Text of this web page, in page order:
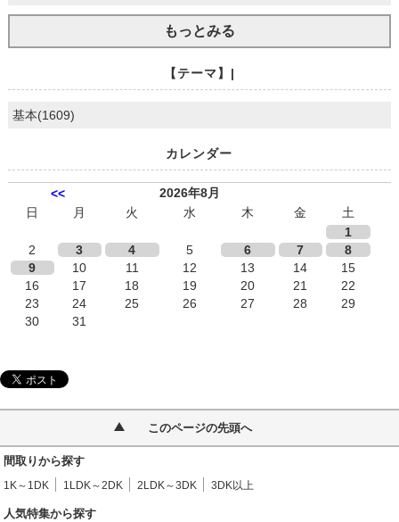
もっとみる
【テーマ】|
基本(1609)
カレンダー
<<
2026年8月
日
月 火 水 木 金
土
1
2
3 4 5 6 7
8
9
10 11 12 13 14
15
16
17 18 19 20 21
22
23
24 25 26 27 28
29
30
31
このページの先頭へ
間取りから探す
1K～1DK 1LDK～2DK 2LDK～3DK 3DK以上
人気特集から探す